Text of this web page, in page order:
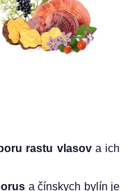
rastu vlasov a ich
a čínskych bylín je